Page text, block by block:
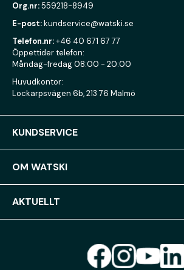
Org.nr:559218-8949
E-post:kundservice@watski.se
Telefon.nr:+46 40 671 67 77
Öppettider telefon:
Måndag-fredag 08:00 - 20:00
Huvudkontor:
Lockarpsvägen 6b, 213 76 Malmö
KUNDSERVICE
OM WATSKI
AKTUELLT